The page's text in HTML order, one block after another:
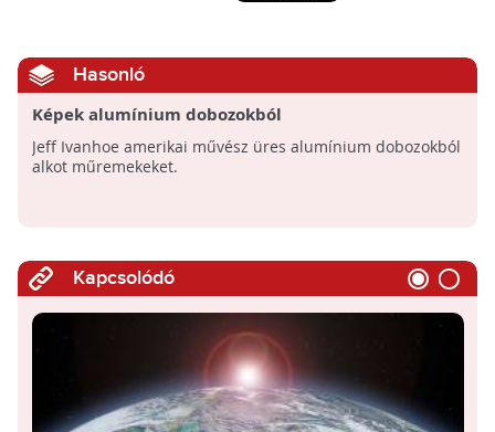
Hasonló
Képek alumínium dobozokból
Jeff Ivanhoe amerikai művész üres alumínium dobozokból
alkot műremekeket.
Kapcsolódó